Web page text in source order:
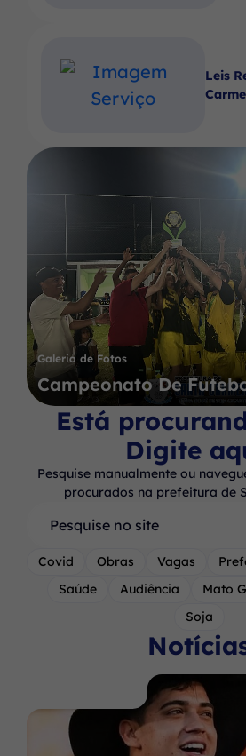
Leis
Galeria de Fotos
Campeonato De
Está
Digite
Pesquise manualmente ou
procurados na prefeitura de
Pesquisar
Covid Obras Vagas
Saúde
Audiência Mato
Soja